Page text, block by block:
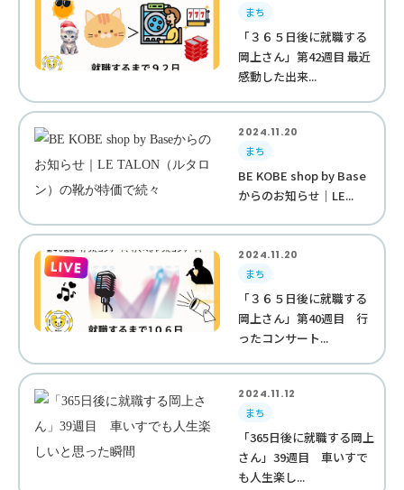
まち
「３６５日後に就職する
岡上さん」第42週目 最近
感動した出来...
2024.11.20
まち
BE KOBE shop by Base
からのお知らせ｜LE...
2024.11.20
まち
「３６５日後に就職する
岡上さん」第40週目 行
ったコンサート...
2024.11.12
まち
「365日後に就職する岡上
さん」39週目 車いすで
も人生楽し...